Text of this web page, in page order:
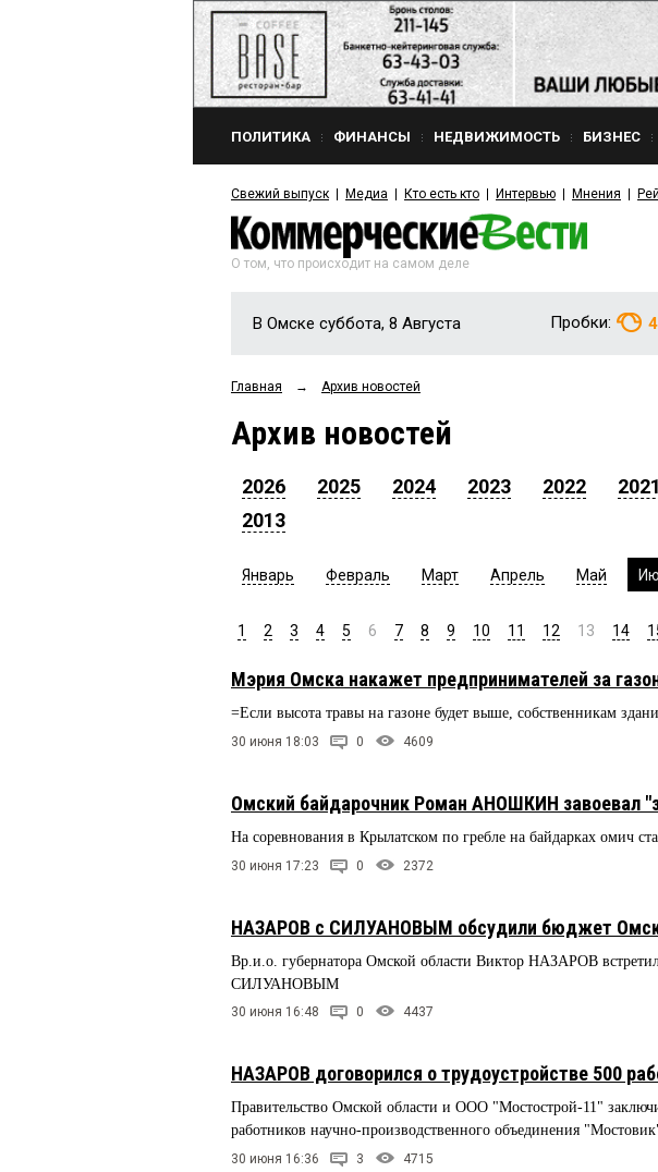
ПОЛИТИКА ФИНАНСЫ НЕДВИЖИМОСТЬ БИЗНЕС
Свежий выпуск Медиа Кто есть кто Интервью Мнения
О том, что происходит на самом деле
В Омске суббота, 8 Августа Пробки: 4
Главная → Архив новостей
Архив новостей
2026 2025 2024 2023 2022 2021
2013
Январь Февраль Март Апрель Май
1 2 3 4 5 6 7 8 9 10 11 12 13 14
Мэрия Омска накажет предпринимателей за
=Если высота травы на газоне будет выше, собственникам
30 июня 18:03 0 4609
Омский байдарочник Роман АНОШКИН завоевал
На соревнования в Крылатском по гребле на байдарках омич
30 июня 17:23 0 2372
НАЗАРОВ с СИЛУАНОВЫМ обсудили бюджет
Вр.и.о. губернатора Омской области Виктор НАЗАРОВ
СИЛУАНОВЫМ
30 июня 16:48 0 4437
НАЗАРОВ договорился о трудоустройстве 500
Правительство Омской области и ООО "Мостострой-11"
работников научно-производственного объединения
30 июня 16:36 3 4715